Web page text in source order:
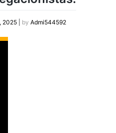
2025| by Admi544592